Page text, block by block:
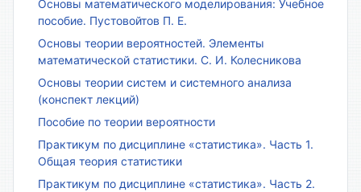
Основы математического моделирования: Учебное
пособие. Пустовойтов П. Е.
Основы теории вероятностей. Элементы
математической статистики. С. И. Колесникова
Основы теории систем и системного анализа
(конспект лекций)
Пособие по теории вероятности
Практикум по дисциплине «статистика». Часть 1.
Общая теория статистики
Практикум по дисциплине «статистика». Часть 2.